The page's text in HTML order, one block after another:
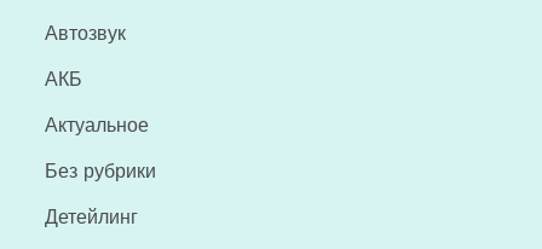
Автозвук
АКБ
Актуальное
Без рубрики
Детейлинг